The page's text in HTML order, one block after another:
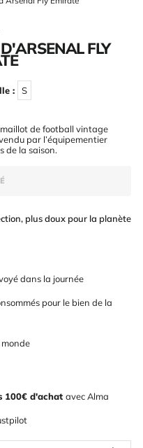
FLY
: S
de football vintage
par l’équipementier
de la saison.
plus doux pour la planète
dans la journée
pour le bien de la
100€ d'achat avecAlma